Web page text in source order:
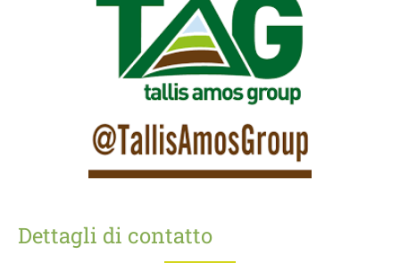
Dettagli di contatto